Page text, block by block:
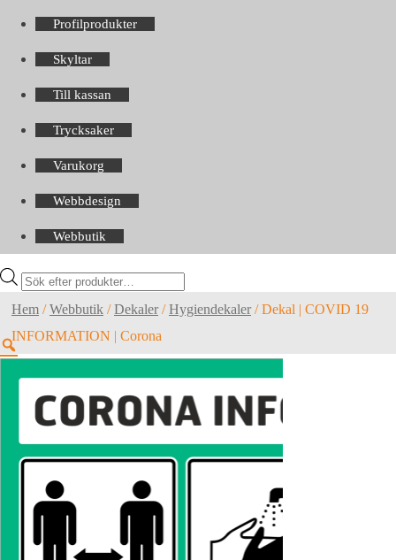
Profilprodukter
Skyltar
Till kassan
Trycksaker
Varukorg
Webbdesign
Webbutik
Products
Hem /Webbutik /Dekaler /Hygiendekaler /Dekal | COVID 19
INFORMATION | Corona